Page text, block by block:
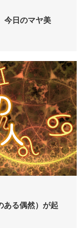
今日のマヤ美
る偶然）が起